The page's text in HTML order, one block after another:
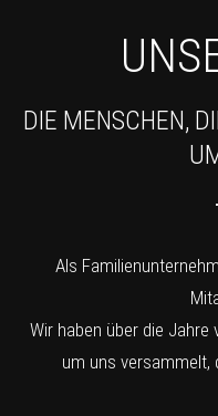
DIE MENSCHEN,
Als
Wir haben über die Jahre
um uns versammelt,